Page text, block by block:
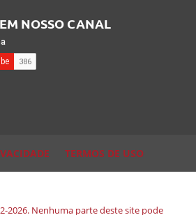
NOSSO CANAL
TERMOS DE USO
2026. Nenhuma parte deste site pode